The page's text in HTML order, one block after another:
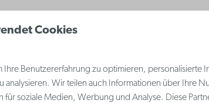
nicht, Sie
Vue,
Cookies
Benutzererfahrung zu optimieren, personalisierte
analysieren. Wir teilen auch Informationen über Ihre
für soziale Medien, Werbung und Analyse. Diese